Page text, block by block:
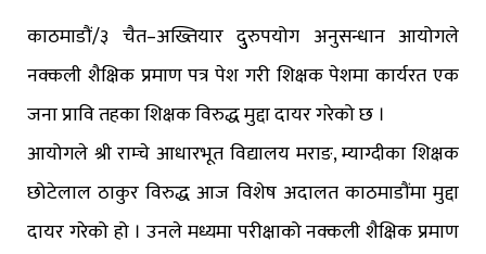
काठमाडौं/३ चैत–अख्तियार दुुरुपयोग अनुसन्धान आयोगले
नक्कली शैक्षिक प्रमाण पत्र पेश गरी शिक्षक पेशमा कार्यरत एक
जना प्रावि तहका शिक्षक विरुद्ध मुद्दा दायर गरेको छ ।
आयोगले श्री राम्चे आधारभूत विद्यालय मराङ, म्याग्दीका शिक्षक
छोटेलाल ठाकुर विरुद्ध आज विशेष अदालत काठमाडौंमा मुद्दा
दायर गरेको हो । उनले मध्यमा परीक्षाको नक्कली शैक्षिक प्रमाण